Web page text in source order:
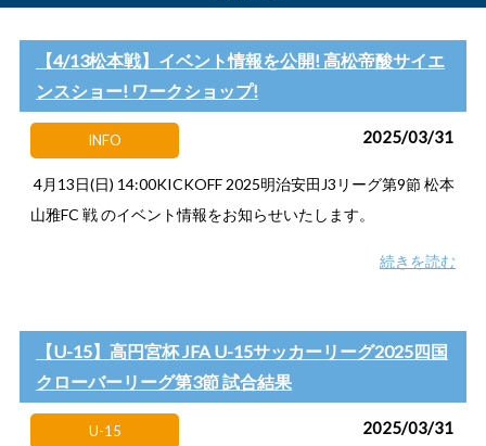
【4/13松本戦】イベント情報を公開! 高松帝酸サイエ
ンスショー! ワークショップ!
INFO 2025/03/31
4月13日(日) 14:00KICKOFF 2025明治安田J3リーグ第9節 松本
山雅FC 戦 のイベント情報をお知らせいたします。
続きを読む
【U-15】高円宮杯 JFA U-15サッカーリーグ2025四国
クローバーリーグ第3節 試合結果
U-15 2025/03/31